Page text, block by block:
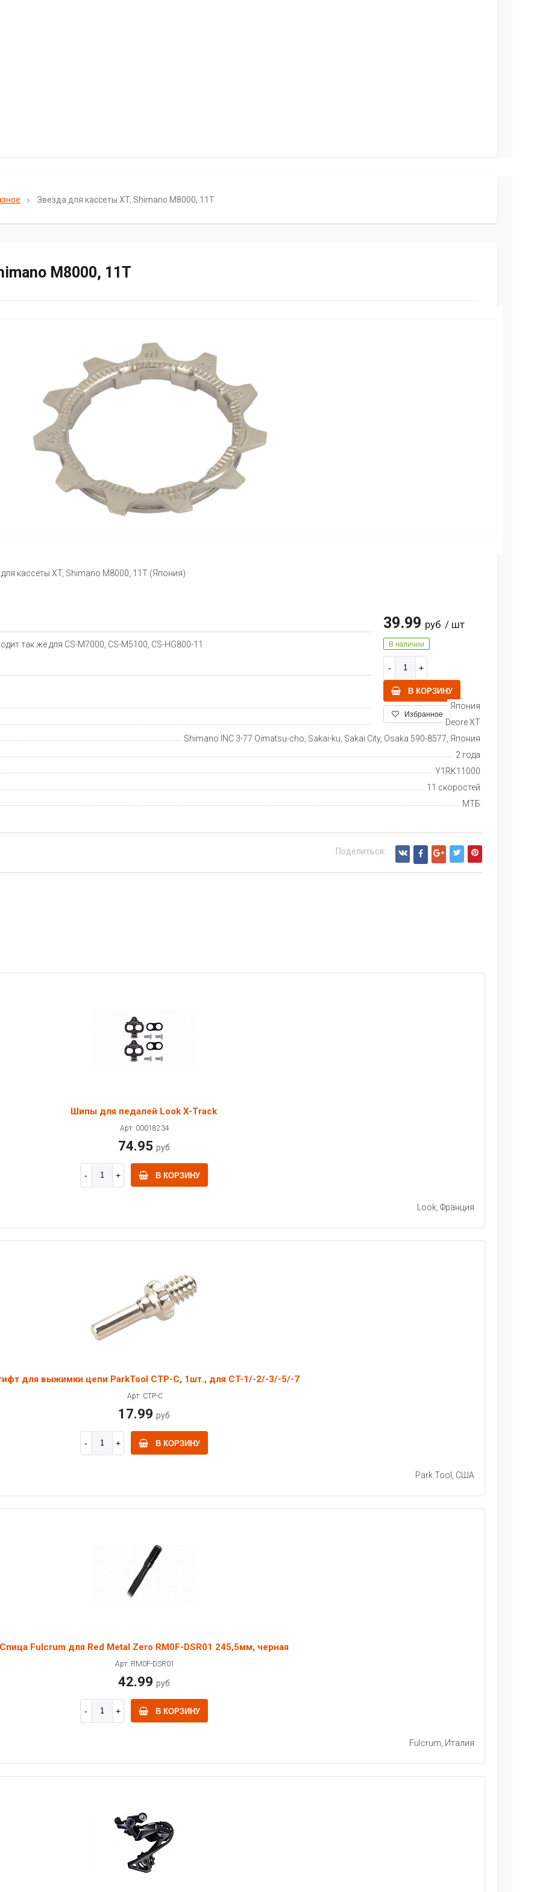
Звезда для кассеты XT, Shimano M8000, 11T
M8000, 11T
для кассеты XT, Shimano M8000, 11T (Япония)
39.99 руб / шт
В наличии
В КОРЗИНУ
Избранное
так же для CS-M7000, CS-M5100, CS-HG800-11
Япония
Deore XT
Shimano INC 3-77 Oimatsu-cho, Sakai-ku, Sakai City, Osaka 590-8577, Япония
2 года
Y1RK11000
11 скоростей
МТБ
Поделиться:
Шипы для педалей Look X-Track
Арт: 00018234
74.95 руб
В КОРЗИНУ
Look, Франция
для выжимки цепи ParkTool CTP-C, 1шт., для CT-1/-2/-3/-5/-7
Арт: CTP-C
17.99 руб
В КОРЗИНУ
Park Tool, США
Спица Fulcrum для Red Metal Zero RM0F-DSR01 245,5мм, черная
Арт: RM0F-DSR01
42.99 руб
В КОРЗИНУ
Fulcrum, Италия